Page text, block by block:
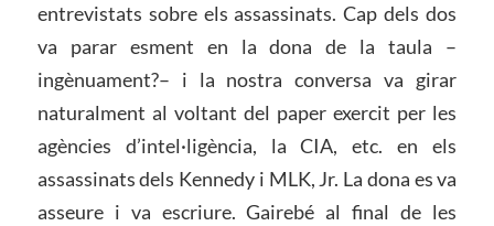
entrevistats sobre els assassinats. Cap dels dos
va parar esment en la dona de la taula –
ingènuament?– i la nostra conversa va girar
naturalment al voltant del paper exercit per les
agències d’intel·ligència, la CIA, etc. en els
assassinats dels Kennedy i MLK, Jr. La dona es va
asseure i va escriure. Gairebé al final de les